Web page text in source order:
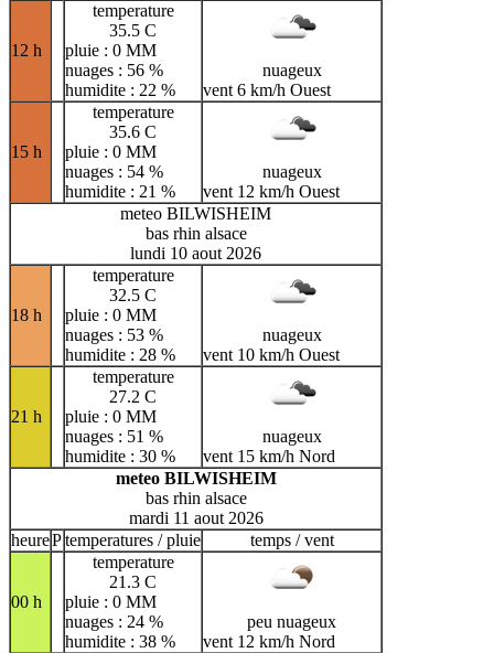
12 h
temperature
35.5 C
pluie : 0 MM
nuages : 56 %
humidite : 22 %
nuageux
vent 6 km/h Ouest
15 h
temperature
35.6 C
pluie : 0 MM
nuages : 54 %
humidite : 21 %
nuageux
vent 12 km/h Ouest
meteo BILWISHEIM
bas rhin alsace
lundi 10 aout 2026
18 h
temperature
32.5 C
pluie : 0 MM
nuages : 53 %
humidite : 28 %
nuageux
vent 10 km/h Ouest
21 h
temperature
27.2 C
pluie : 0 MM
nuages : 51 %
humidite : 30 %
nuageux
vent 15 km/h Nord
meteo BILWISHEIM
bas rhin alsace
mardi 11 aout 2026
heurePtemperatures / pluie temps / vent
00 h
temperature
21.3 C
pluie : 0 MM
nuages : 24 %
humidite : 38 %
peu nuageux
vent 12 km/h Nord